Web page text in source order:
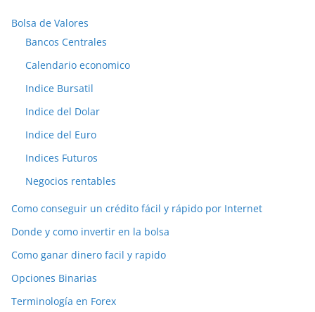
Bolsa de Valores
Bancos Centrales
Calendario economico
Indice Bursatil
Indice del Dolar
Indice del Euro
Indices Futuros
Negocios rentables
Como conseguir un crédito fácil y rápido por Internet
Donde y como invertir en la bolsa
Como ganar dinero facil y rapido
Opciones Binarias
Terminología en Forex